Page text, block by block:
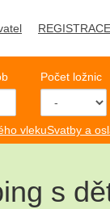
Počet ložnic
vlekuSvatby a
s